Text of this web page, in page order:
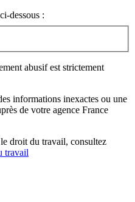
dessous :
abusif est strictement
informations inexactes ou une
de votre agence France
droit du travail, consultez
travail